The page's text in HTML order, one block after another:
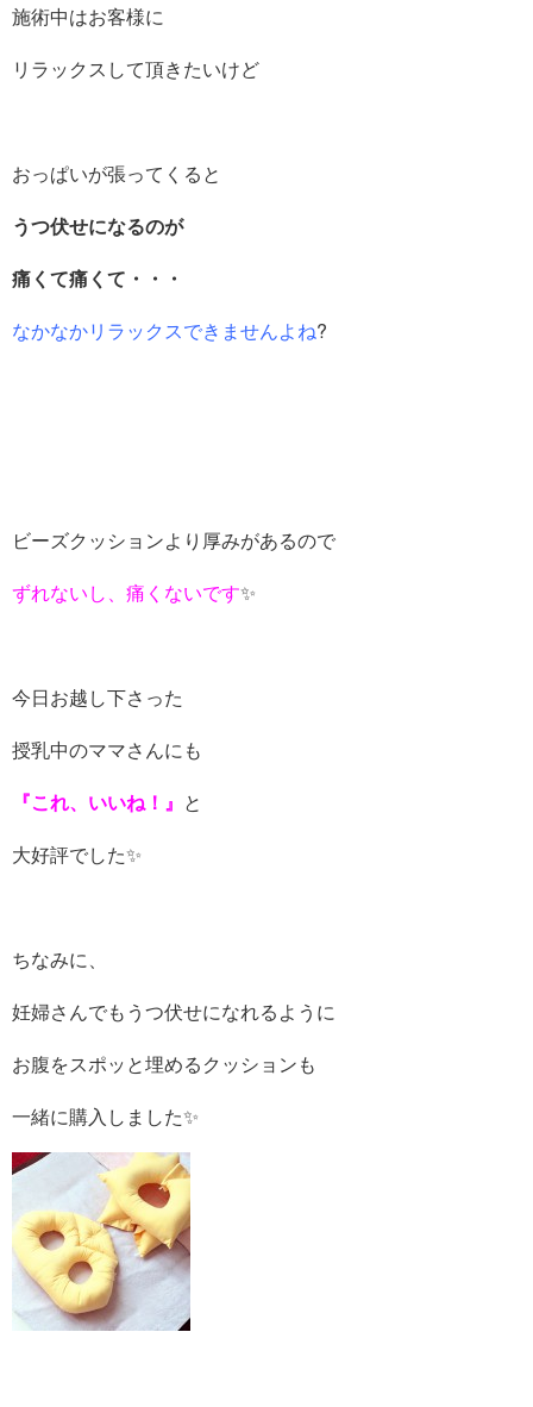
施術中はお客様に
リラックスして頂きたいけど
おっぱいが張ってくると
うつ伏せになるのが
痛くて痛くて・・・
なかなかリラックスできませんよね?
ビーズクッションより厚みがあるので
ずれないし、痛くないです✨
今日お越し下さった
授乳中のママさんにも
『これ、いいね！』 と
大好評でした✨
ちなみに、
妊婦さんでもうつ伏せになれるように
お腹をスポッと埋めるクッションも
一緒に購入しました✨